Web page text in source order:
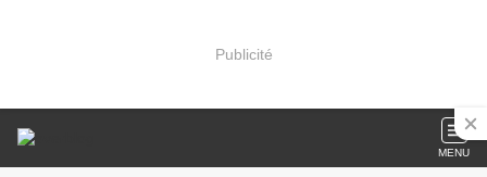
Publicité
MENU